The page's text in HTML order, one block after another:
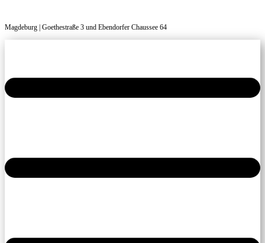
Magdeburg | Goethestraße 3 und Ebendorfer Chaussee 64